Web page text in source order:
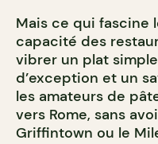
Mais ce qui fascine
capacité des
vibrer un plat
d’exception et un
les amateurs de
vers Rome, sans
Griffintown ou le